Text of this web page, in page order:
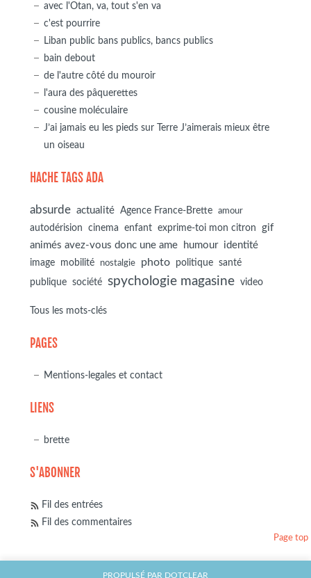
avec l'Otan, va, tout s'en va
c'est pourrire
Liban public bans publics, bancs publics
bain debout
de l'autre côté du mouroir
l'aura des pâquerettes
cousine moléculaire
J’ai jamais eu les pieds sur Terre J’aimerais mieux être
un oiseau
HACHE TAGS ADA
absurde actualité Agence France-Brette amour
autodérision cinema enfant exprime-toi mon citron
gif
animés avez-vous donc une ame
humour identité
image mobilité nostalgie photo politique
santé
publique
société spychologie magasine video
Tous les mots-clés
PAGES
Mentions-legales et contact
LIENS
brette
S'ABONNER
Fil des entrées
Fil des commentaires
PROPULSÉ PAR DOTCLEAR
Page top